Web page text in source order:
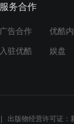
服务合作
广告合作 优酷
入驻优酷 娱盘
出版物经营许可证：